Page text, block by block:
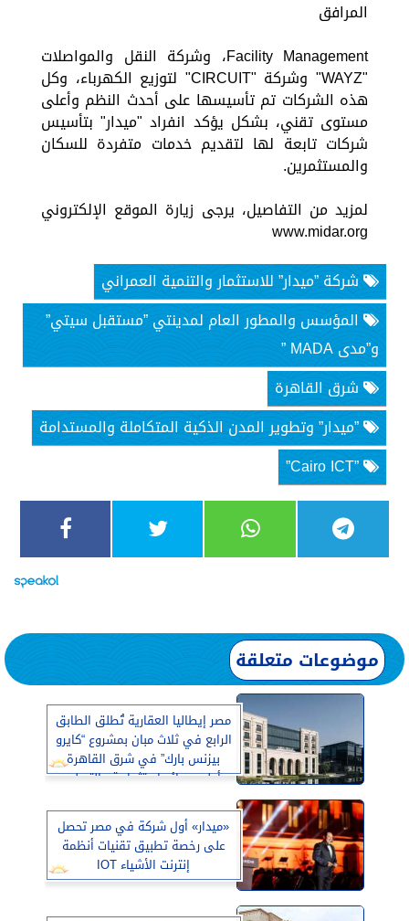
المرافق
Facility Management، وشركة النقل والمواصلات
"WAYZ" وشركة "CIRCUIT" لتوزيع الكهرباء، وكل
هذه الشركات تم تأسيسها على أحدث النظم وأعلى
مستوى تقني، بشكل يؤكد انفراد "ميدار" بتأسيس
شركات تابعة لها لتقديم خدمات متفردة للسكان
والمستثمرين.
لمزيد من التفاصيل، يرجى زيارة الموقع الإلكتروني
www.midar.org
شركة ”ميدار” للاستثمار والتنمية العمراني
المؤسس والمطور العام لمدينتي ”مستقبل سيتي”
و”مدى MADA ”
شرق القاهرة
”ميدار” وتطوير المدن الذكية المتكاملة والمستدامة
”Cairo ICT”
موضوعات متعلقة
مصر إيطاليا العقارية تُطلق الطابق
الرابع في ثلاث مبان بمشروع “كايرو
بيزنس بارك” في شرق القاهرة
بأعلى عوائد استثمارية والتسليم
«ميدار» أول شركة في مصر تحصل
على رخصة تطبيق تقنيات أنظمة
إنترنت الأشياء IOT